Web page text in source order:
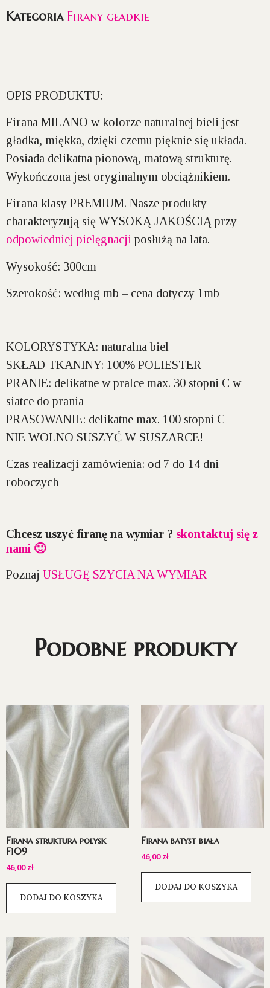
Kategoria Firany gładkie
OPIS PRODUKTU:
Firana MILANO w kolorze naturalnej bieli jest
gładka, miękka, dzięki czemu pięknie się układa.
Posiada delikatna pionową, matową strukturę.
Wykończona jest oryginalnym obciążnikiem.
Firana klasy PREMIUM. Nasze produkty
charakteryzują się WYSOKĄ JAKOŚCIĄprzy
odpowiedniej pielęgnacji posłużą na lata.
Wysokość: 300cm
Szerokość: według mb – cena dotyczy 1mb
KOLORYSTYKA: naturalna biel
SKŁAD TKANINY: 100% POLIESTER
PRANIE: delikatne w pralce max. 30 stopni C w
siatce do prania
PRASOWANIE: delikatne max. 100 stopni C
NIE WOLNO SUSZYĆ W SUSZARCE!
Czas realizacji zamówienia: od 7 do 14 dni
roboczych
Chcesz uszyć firanę na wymiar ? skontaktuj się z
nami 🙂
Poznaj USŁUGĘ SZYCIA NA WYMIAR
Podobne produkty
Firana struktura połysk
F109
46,00zł
DODAJ DO KOSZYKA
Firana batyst biała
46,00zł
DODAJ DO KOSZYKA